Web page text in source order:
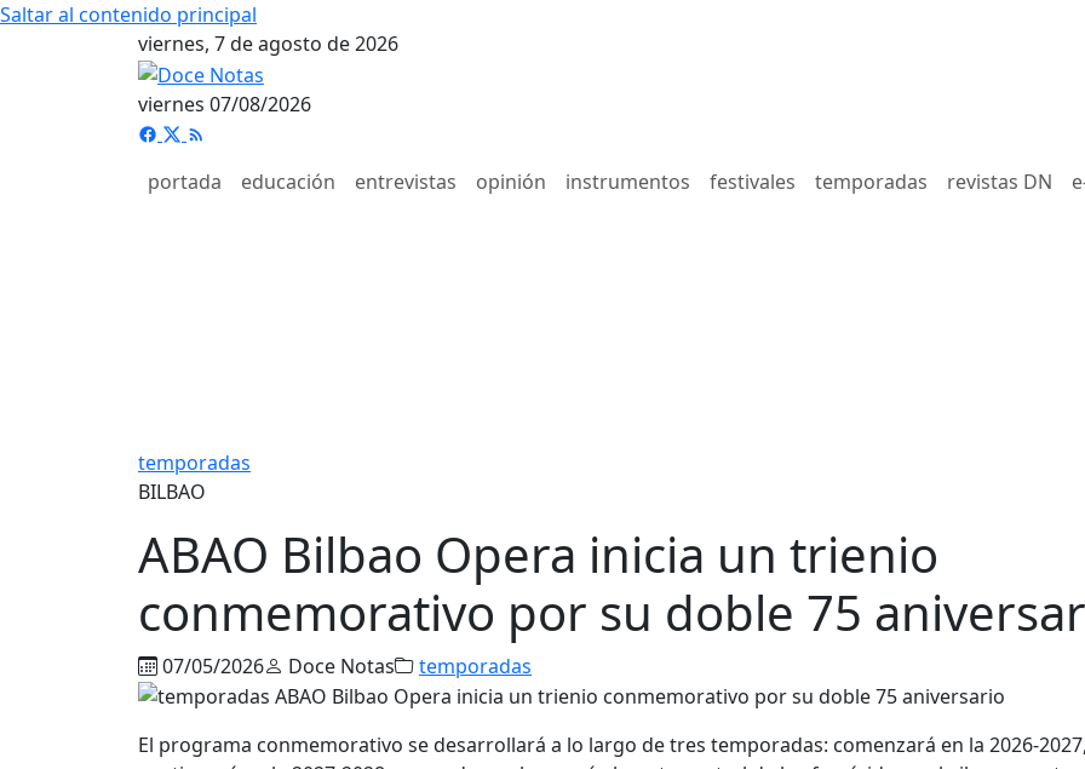
Saltar al contenido principal
viernes, 7 de agosto de 2026
viernes 07/08/2026
portada educación entrevistas opinión instrumentos festivales temporadas revistas DN
temporadas
BILBAO
ABAO Bilbao Opera inicia un trienio
conmemorativo por su doble 75
07/05/2026 Doce Notas temporadas
El programa conmemorativo se desarrollará a lo largo de tres temporadas: comenzará en la 2026-2027,